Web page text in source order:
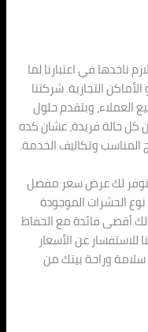
ناخدها في اعتبارنا لما
التجارية. شركتنا
العملاء، وبتقدم حلول
كل حالة فريدة، عشان كده
المناسب وتكاليف الخدمة.
معانا على 01080892037، هنوفر لك عرض سعر مفصل
الحشرات الموجودة
لك أقصى فائدة مع الحفاظ
عن الأسعار
وراحة بيتك من